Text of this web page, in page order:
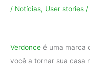
/ Notícias, User stories /
Verdonce é uma marca
você a tornar sua casa